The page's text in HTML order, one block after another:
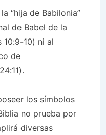
“hija de Babilonia”
de Babel de la
10:9-10) ni al
de
los símbolos
no prueba por
diversas